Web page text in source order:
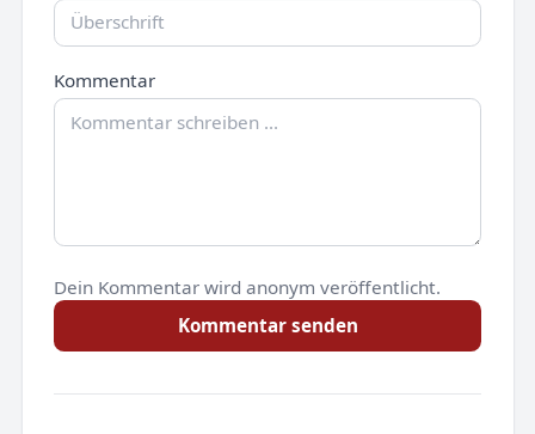
Kommentar
Dein Kommentar wird anonym veröffentlicht.
Kommentar senden